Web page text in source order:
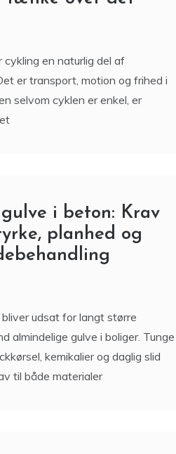
cykling en naturlig del af
er transport, motion og frihed i
selvom cyklen er enkel, er
i beton: Krav
planhed og
udsat for langt større
almindelige gulve i boliger. Tunge
kemikalier og daglig slid
til både materialer